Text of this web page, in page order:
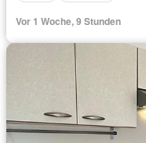
Vor 1 Woche, 9 Stunden